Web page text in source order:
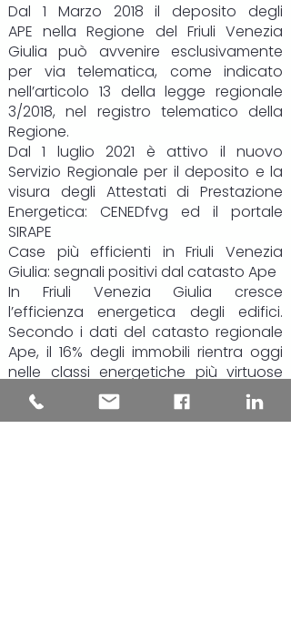
Dal 1 Marzo 2018 il deposito degli
APE nella Regione del Friuli Venezia
Giulia può avvenire esclusivamente
per via telematica, come indicato
nell’articolo 13 della legge regionale
3/2018, nel registro telematico della
Regione.
Dal 1 luglio 2021 è attivo il nuovo
Servizio Regionale per il deposito e la
visura degli Attestati di Prestazione
Energetica: CENEDfvg ed il portale
SIRAPE
Case più efficienti in Friuli Venezia
Giulia: segnali positivi dal catasto Ape
In Friuli Venezia Giulia cresce
l’efficienza energetica degli edifici.
Secondo i dati del catasto regionale
Ape, il 16% degli immobili rientra oggi
nelle classi energetiche più virtuose
(da A4 a B), il 39% si colloca nelle fasce
intermedie, mentre poco meno del